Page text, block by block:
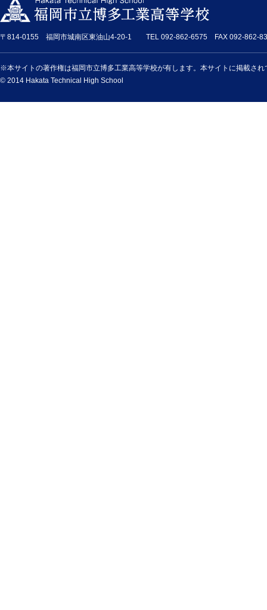
〒814-0155 福岡市城南区東油山4-20-1 TEL 092-862-6575 FAX 092-862-
※本サイトの著作権は福岡市立博多工業高等学校が有します。本サイトに掲載さ
© 2014 Hakata Technical High School